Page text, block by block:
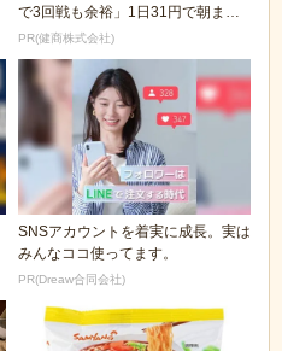
で3回戦も余裕」1日31円で朝まで
絶好調！
PR(健商株式会社)
SNSアカウントを着実に成長。実は
みんなココ使ってます。
PR(Dreaw合同会社)